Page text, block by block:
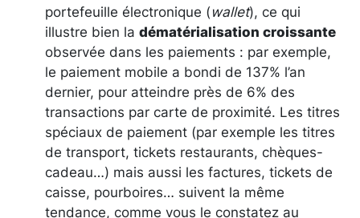
portefeuille électronique (wallet), ce qui
illustre bien la dématérialisation croissante
observée dans les paiements : par exemple,
le paiement mobile a bondi de 137% l’an
dernier, pour atteindre près de 6% des
transactions par carte de proximité. Les titres
spéciaux de paiement (par exemple les titres
de transport, tickets restaurants, chèques-
cadeau…) mais aussi les factures, tickets de
caisse, pourboires… suivent la même
tendance, comme vous le constatez au